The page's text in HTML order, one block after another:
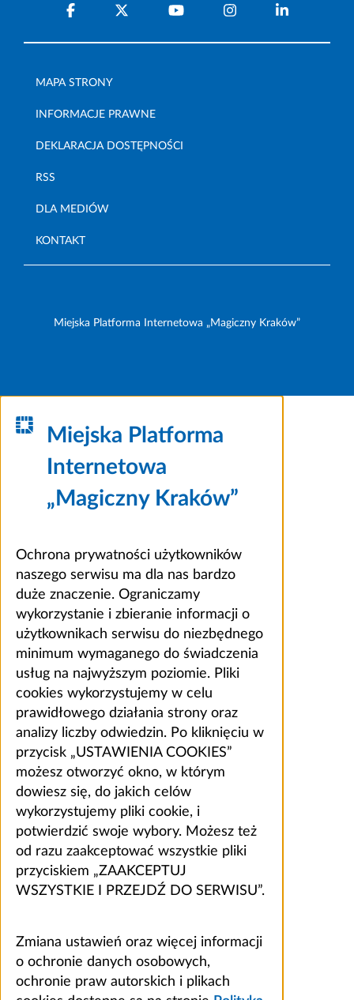
MAPA STRONY
INFORMACJE PRAWNE
DEKLARACJA DOSTĘPNOŚCI
RSS
DLA MEDIÓW
KONTAKT
Miejska Platforma Internetowa „Magiczny Kraków”
Miejska Platforma
Internetowa
„Magiczny Kraków”
Ochrona prywatności użytkowników
naszego serwisu ma dla nas bardzo
duże znaczenie. Ograniczamy
wykorzystanie i zbieranie informacji o
użytkownikach serwisu do niezbędnego
minimum wymaganego do świadczenia
usług na najwyższym poziomie. Pliki
cookies wykorzystujemy w celu
prawidłowego działania strony oraz
analizy liczby odwiedzin. Po kliknięciu w
przycisk „USTAWIENIA COOKIES”
możesz otworzyć okno, w którym
dowiesz się, do jakich celów
wykorzystujemy pliki cookie, i
potwierdzić swoje wybory. Możesz też
od razu zaakceptować wszystkie pliki
przyciskiem „ZAAKCEPTUJ
WSZYSTKIE I PRZEJDŹ DO SERWISU”.
Zmiana ustawień oraz więcej informacji
o ochronie danych osobowych,
ochronie praw autorskich i plikach